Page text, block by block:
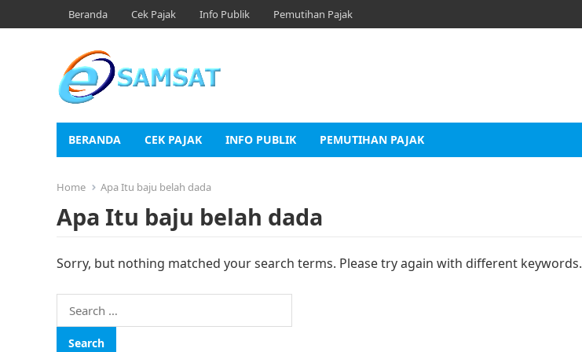
Beranda Cek Pajak Info Publik Pemutihan Pajak
BERANDA CEK PAJAK INFO PUBLIK PEMUTIHAN PAJAK
Home Apa Itu baju belah dada
Apa Itu baju belah dada
Sorry, but nothing matched your search terms. Please try again with different keywords.
Search
for: